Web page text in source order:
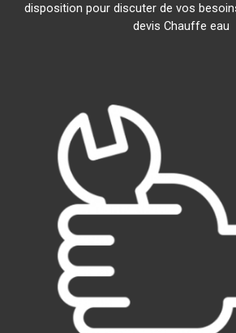
disposition pour discuter de vos
devis Chauffe eau